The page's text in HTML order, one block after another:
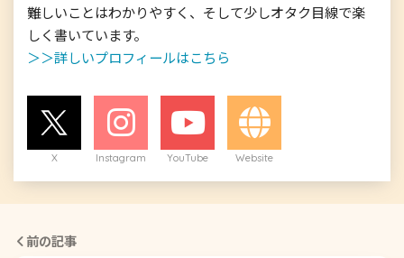
難しいことはわかりやすく、そして少しオタク目線で楽
＞＞詳しいプロフィールはこちら
X Instagram YouTube Website
前の記事